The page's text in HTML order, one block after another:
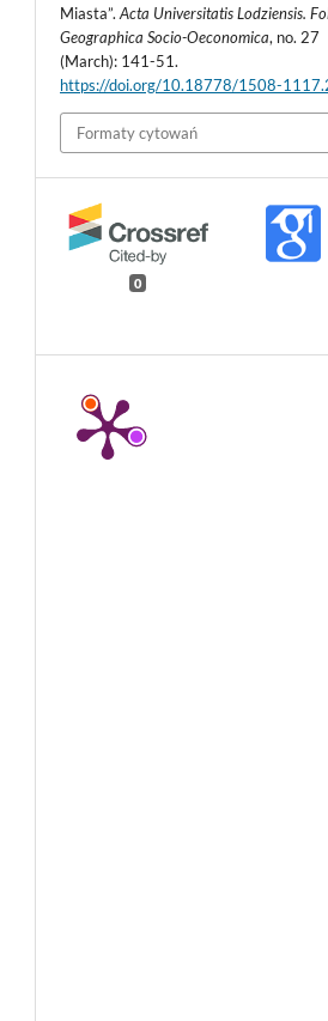
Miasta”.Acta Universitatis Lodziensis.
Geographica Socio-Oeconomica, no. 27
(March): 141-51.
https://doi.org/10.18778/1508-
Formaty cytowań
0